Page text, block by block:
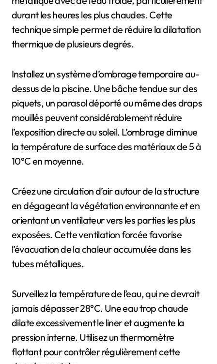
durant les heures les plus chaudes. Cette
technique simple permet de réduire la dilatation
thermique de plusieurs degrés.
Installez un système d’ombrage temporaire au-
dessus de la piscine. Une bâche tendue sur des
piquets, un parasol déporté ou même des draps
mouillés peuvent considérablement réduire
l’exposition directe au soleil. L’ombrage diminue
la température de surface des matériaux de 5 à
10°C en moyenne.
Créez une circulation d’air autour de la structure
en dégageant la végétation environnante et en
orientant un ventilateur vers les parties les plus
exposées. Cette ventilation forcée favorise
l’évacuation de la chaleur accumulée dans les
tubes métalliques.
Surveillez la température de l’eau, qui ne devrait
jamais dépasser 28°C. Une eau trop chaude
dilate excessivement le liner et augmente la
pression interne. Utilisez un thermomètre
flottant pour contrôler régulièrement cette